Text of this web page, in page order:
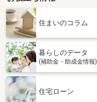
住まいのコラム
暮らしのデータ
(補助金・助成金情報)
住宅ローン